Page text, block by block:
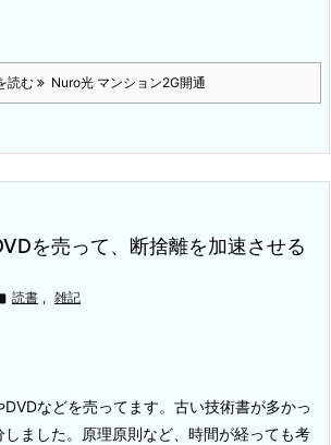
読む Nuro光 マンション2G開通
を売って、断捨離を加速させる
読書 , 雑記
などを売ってます。 古い技術書が多かっ
ました。
原理原則など、時間が経っても考